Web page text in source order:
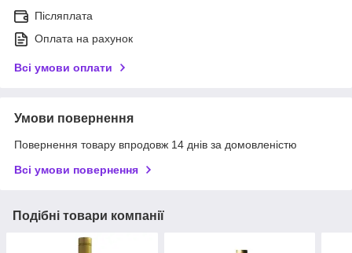
Післяплата
Оплата на рахунок
Всі умови оплати
Умови повернення
Повернення товару впродовж 14 днів за домовленістю
Всі умови повернення
Подібні товари компанії